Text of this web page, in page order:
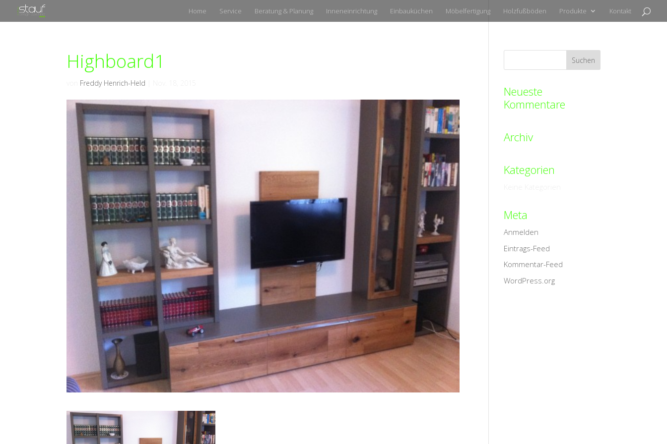
Home Service Beratung & Planung Inneneinrichtung Einbauküchen Möbelfertigung Holzfußböden Produkte Kontakt
Highboard1
Freddy Henrich-Held
Neueste
Kommentare
Archiv
Kategorien
Meta
Anmelden
Eintrags-Feed
Kommentar-Feed
WordPress.org